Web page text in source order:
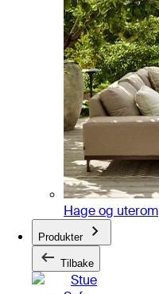
Hage og uterom
Produkter
Tilbake
Stue